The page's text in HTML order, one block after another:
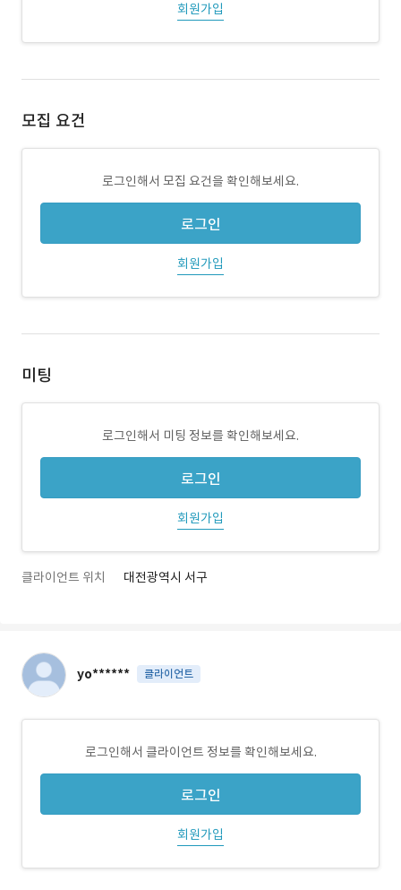
회원가입
모집 요건
로그인해서 모집 요건을 확인해보세요.
로그인
회원가입
미팅
로그인해서 미팅 정보를 확인해보세요.
로그인
회원가입
클라이언트 위치 대전광역시 서구
yo****** 클라이언트
로그인해서 클라이언트 정보를 확인해보세요.
로그인
회원가입